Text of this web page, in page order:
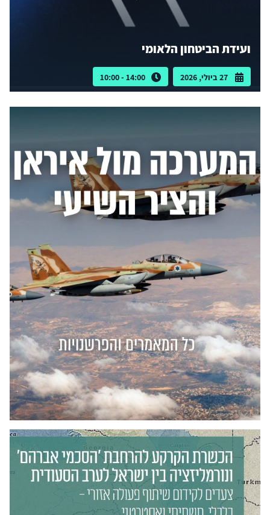
ועידת הביטחון הלאומי
27 ביולי, 2026 14:00 - 10:00